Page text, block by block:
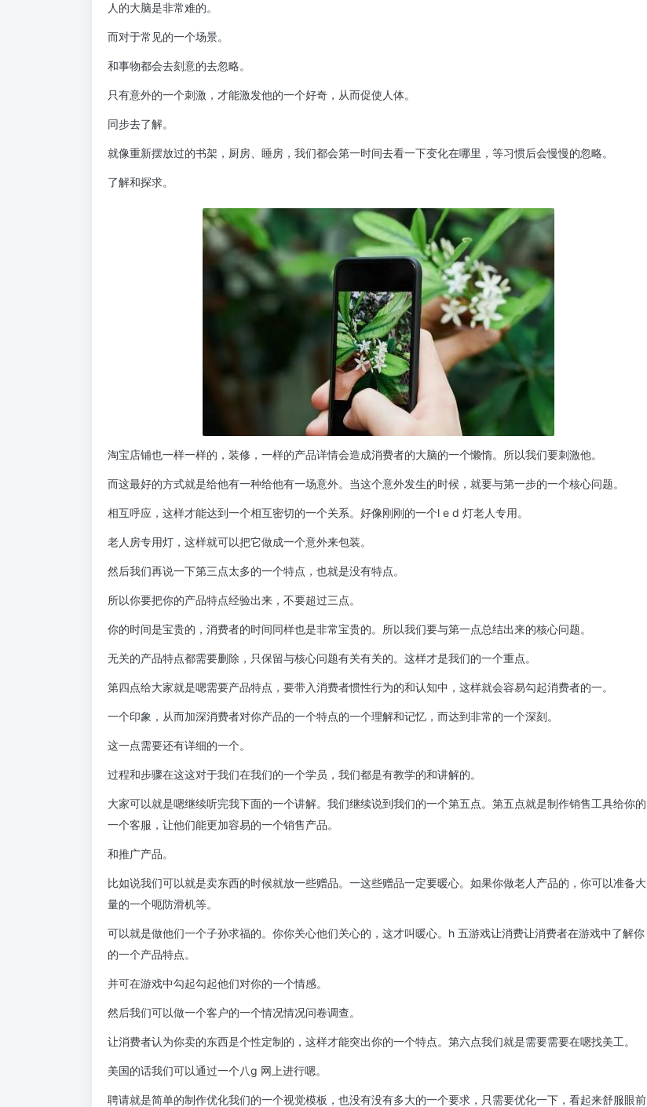
人的大脑是非常难的。
而对于常见的一个场景。
和事物都会去刻意的去忽略。
只有意外的一个刺激，才能激发他的一个好奇，从而促使人体。
同步去了解。
就像重新摆放过的书架，厨房、睡房，我们都会第一时间去看一下变化在哪里，等习惯后会慢慢的忽略。
了解和探求。
淘宝店铺也一样一样的，装修，一样的产品详情会造成消费者的大脑的一个懒惰。所以我们要刺激他。
而这最好的方式就是给他有一种给他有一场意外。当这个意外发生的时候，就要与第一步的一个核心问题。
相互呼应，这样才能达到一个相互密切的一个关系。好像刚刚的一个l e d 灯老人专用。
老人房专用灯，这样就可以把它做成一个意外来包装。
然后我们再说一下第三点太多的一个特点，也就是没有特点。
所以你要把你的产品特点经验出来，不要超过三点。
你的时间是宝贵的，消费者的时间同样也是非常宝贵的。所以我们要与第一点总结出来的核心问题。
无关的产品特点都需要删除，只保留与核心问题有关有关的。这样才是我们的一个重点。
第四点给大家就是嗯需要产品特点，要带入消费者惯性行为的和认知中，这样就会容易勾起消费者的一。
一个印象，从而加深消费者对你产品的一个特点的一个理解和记忆，而达到非常的一个深刻。
这一点需要还有详细的一个。
过程和步骤在这这对于我们在我们的一个学员，我们都是有教学的和讲解的。
大家可以就是嗯继续听完我下面的一个讲解。我们继续说到我们的一个第五点。第五点就是制作销售工具给你的
一个客服，让他们能更加容易的一个销售产品。
和推广产品。
比如说我们可以就是卖东西的时候就放一些赠品。一这些赠品一定要暖心。如果你做老人产品的，你可以准备大
量的一个呃防滑机等。
可以就是做他们一个子孙求福的。你你关心他们关心的，这才叫暖心。h 五游戏让消费让消费者在游戏中了解你
的一个产品特点。
并可在游戏中勾起勾起他们对你的一个情感。
然后我们可以做一个客户的一个情况情况问卷调查。
让消费者认为你卖的东西是个性定制的，这样才能突出你的一个特点。第六点我们就是需要需要在嗯找美工。
美国的话我们可以通过一个八g 网上进行嗯。
聘请就是简单的制作优化我们的一个视觉模板，也没有没有多大的一个要求，只需要优化一下，看起来舒服眼前